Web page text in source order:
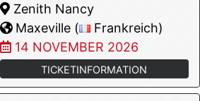
Zenith Nancy
Maxeville (
Frankreich)
14 NOVEMBER 2026
TICKETINFORMATION